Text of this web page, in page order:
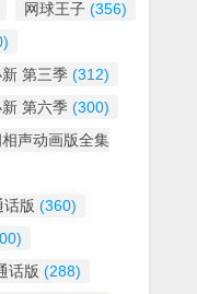
网球王子 (356)
第三季 (312)
第六季 (300)
声动画版全集
话版 (360)
话版 (288)